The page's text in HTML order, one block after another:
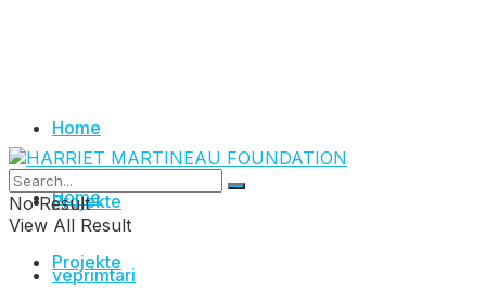
Home
Projekte
veprimtari
Home
Projekte
No Result
View All Result